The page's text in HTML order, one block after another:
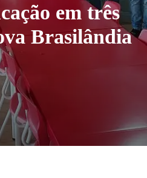
em três
Brasilândia